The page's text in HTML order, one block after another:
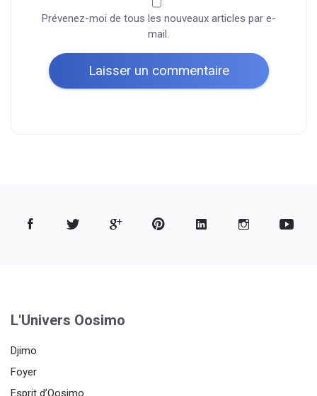
Prévenez-moi de tous les nouveaux articles par e-
mail.
L'Univers Oosimo
Djimo
Foyer
Esprit d’Oosimo